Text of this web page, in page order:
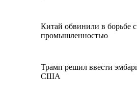
Китай обвинили в борьбе
промышленностью
Трамп решил ввести
США